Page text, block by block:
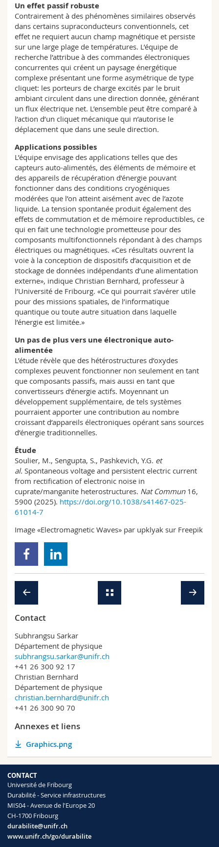
Un effet passif robuste
Contrairement à des phénomènes similaires observés
dans certains supraconducteurs conventionnels, cet
effet ne requiert aucun champ magnétique et persiste
sur une large plage de températures. L’équipe de
recherche l’attribue à des commandes électroniques
concurrentes qui créent un paysage énergétique
complexe présentant une forme asymétrique de type
cliquet: les porteurs de charge excités par le bruit
ambiant circulent dans une direction donnée, générant
un flux électrique net. L’ensemble peut être comparé à
l’action d’un cliquet mécanique qui n’autorise le
déplacement que dans une seule direction.
Applications possibles
L’équipe envisage des applications telles que des
capteurs auto-alimentés, des éléments de mémoire et
des appareils de récupération d’énergie pouvant
fonctionner dans des conditions cryogéniques
modérées que l’on atteint aisément avec de l’azote
liquide. La tension spontanée produit également des
effets de commutation et de mémoire reproductibles, ce
qui en fait une technologie prometteuse pour des
composants multifonctionnels répondant à des champs
électriques ou magnétiques. «Ces résultats ouvrent la
voie à la conception de dispositifs d’acquisition et de
stockage de données indépendants d’une alimentation
externe», indique Christian Bernhard, professeur à
l’Université de Fribourg. «Ce qui pourrait s’avérer utile
pour des missions spatiales, de l’informatique
quantique ou toute autre situation dans laquelle
l’énergie est limitée.»
Un pas de plus vers une électronique auto-
alimentée
L’étude révèle que des hétérostructures d’oxydes
complexes peuvent fonctionner non seulement en tant
que composants passifs, mais aussi en tant que
convertisseurs d’énergie actifs. Moyennant un
développement supplémentaire, de tels systèmes
pourraient apporter une contribution au nombre
croissant d’appareils électroniques opérant sans sources
d’énergie traditionnelles.
Étude
Soulier, M., Sengupta, S., Pashkevich, Y.G. et
al. Spontaneous voltage and persistent electric current
from rectification of electronic noise in
cuprate/manganite heterostructures. Nat Commun16,
5900 (2025). https://doi.org/10.1038/s41467-025-
61014-7
Image «Electromagnetic Waves» par upklyak sur Freepik
Contact
Subhrangsu Sarkar
Département de physique
subhrangsu.sarkar@unifr.ch
+41 26 300 92 17
Christian Bernhard
Département de physique
christian.bernhard@unifr.ch
+41 26 300 90 70
Annexes et liens
Graphics.png
CONTACT
Université de Fribourg
Durabilité - Service infrastructures
MIS04 - Avenue de l'Europe 20
CH-1700 Fribourg
durabilite@unifr.ch
www.unifr.ch/go/durabilite